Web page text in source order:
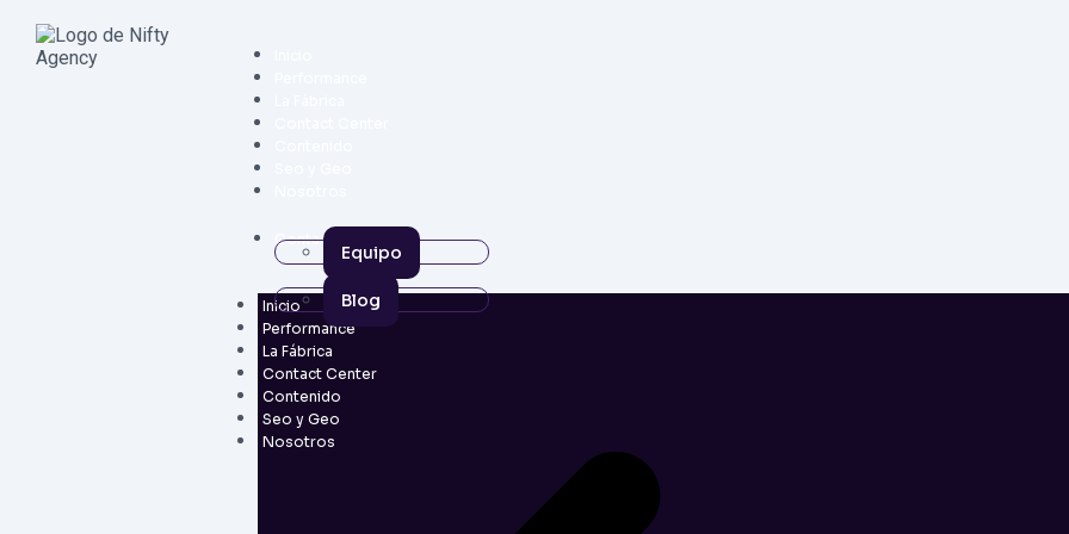
Equipo
Contacto
Blog
Inicio
Performance
La Fábrica
Contact Center
Contenido
Seo y Geo
Nosotros